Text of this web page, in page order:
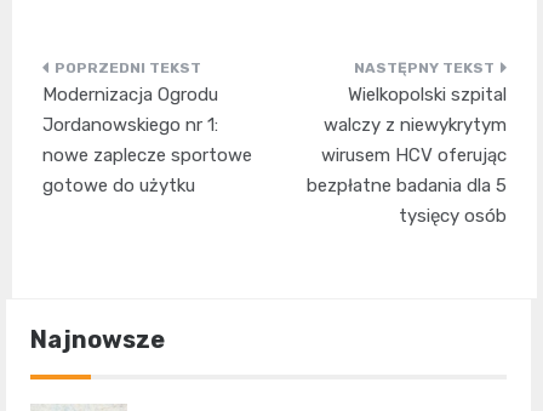
Nawigacja
wpisu
Modernizacja Ogrodu
Jordanowskiego nr 1:
nowe zaplecze sportowe
gotowe do użytku
Wielkopolski szpital
walczy z niewykrytym
wirusem HCV oferując
bezpłatne badania dla 5
tysięcy osób
Najnowsze